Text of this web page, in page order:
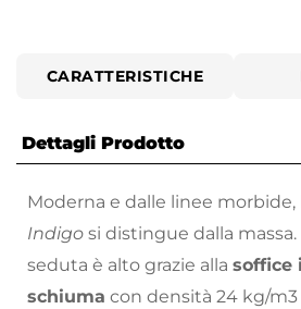
CARATTERISTICHE
Dettagli Prodotto
Moderna e dalle linee
Indigo si distingue dalla
seduta è alto grazie alla soffice
schiuma con densità 24 kg/m3